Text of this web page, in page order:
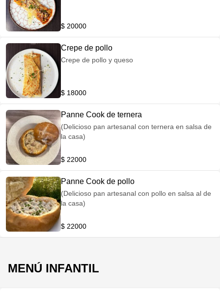
$ 20000
Crepe de pollo
Crepe de pollo y queso
$ 18000
Panne Cook de ternera
(Delicioso pan artesanal con ternera en salsa de
la casa)
$ 22000
Panne Cook de pollo
(Delicioso pan artesanal con pollo en salsa al de
la casa)
$ 22000
MENÚ INFANTIL